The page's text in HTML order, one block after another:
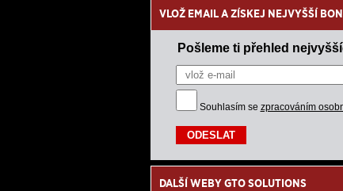
VLOŽ EMAIL A ZÍSKEJ NEJVYŠŠÍ
Pošleme ti přehled
Souhlasím se zpracováním
DALŠÍ WEBY GTO SOLUTIONS